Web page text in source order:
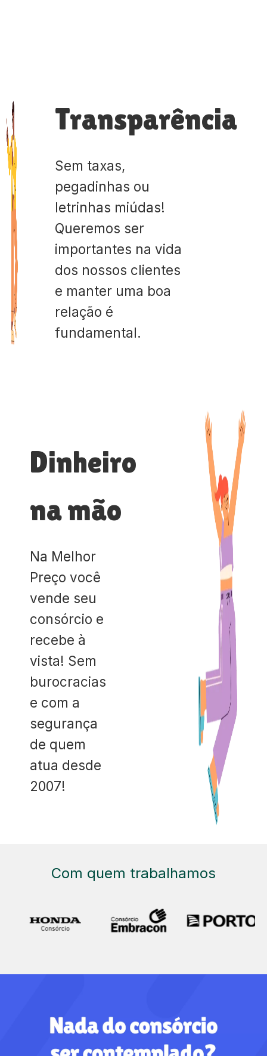
Transparência
Sem taxas,
pegadinhas ou
letrinhas miúdas!
Queremos ser
importantes na vida
dos nossos clientes
e manter uma boa
relação é
fundamental.
Dinheiro
na mão
Na Melhor
Preço você
vende seu
consórcio e
recebe à
vista! Sem
burocracias
e com a
segurança
de quem
atua desde
2007!
Com quem trabalhamos